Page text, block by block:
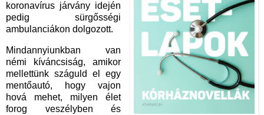
koronavírus járvány idején
pedig sürgősségi
ambulanciákon dolgozott.
Mindannyiunkban van
némi kíváncsiság, amikor
mellettünk száguld el egy
mentőautó, hogy vajon
hová mehet, milyen élet
forog veszélyben és